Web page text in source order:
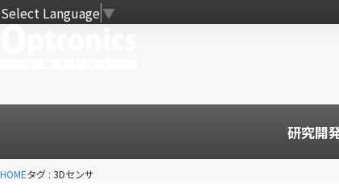
Select Language▼
研究開
HOMEタグ : 3Dセンサ